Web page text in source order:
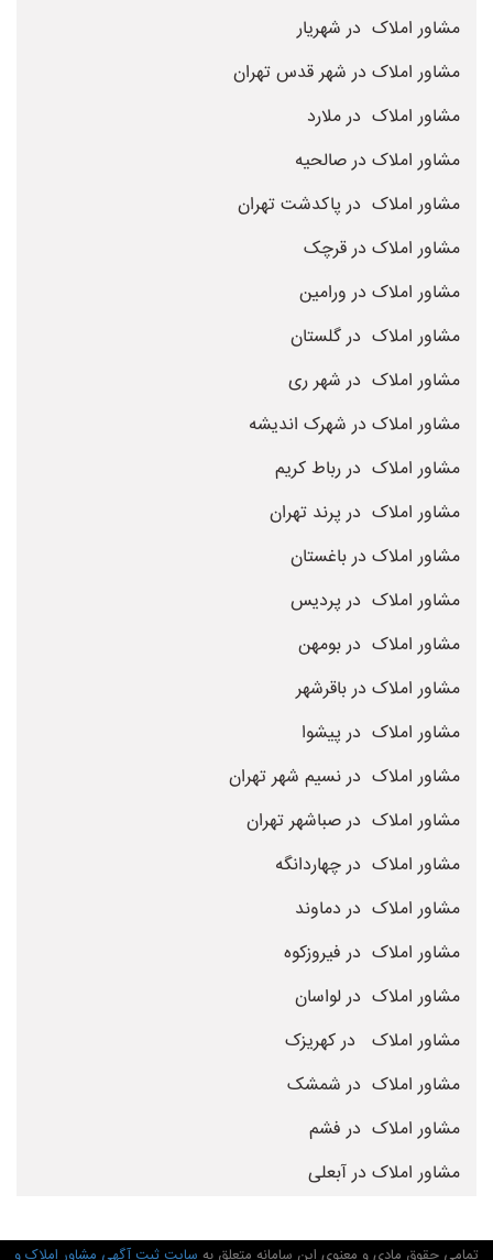
مشاور املاک در شهریار
مشاور املاک در شهر قدس تهران
مشاور املاک در ملارد
مشاور املاک در صالحیه
مشاور املاک در پاکدشت تهران
مشاور املاک در قرچک
مشاور املاک در ورامین
مشاور املاک در گلستان
مشاور املاک در شهر ری
مشاور املاک در شهرک اندیشه
مشاور املاک در رباط کریم
مشاور املاک در پرند تهران
مشاور املاک در باغستان
مشاور املاک در پردیس
مشاور املاک در بومهن
مشاور املاک در باقرشهر
مشاور املاک در پیشوا
مشاور املاک در نسیم شهر تهران
مشاور املاک در صباشهر تهران
مشاور املاک در چهاردانگه
مشاور املاک در دماوند
مشاور املاک در فیروزکوه
مشاور املاک در لواسان
مشاور املاک در کهریزک
مشاور املاک در شمشک
مشاور املاک در فشم
مشاور املاک در آبعلی